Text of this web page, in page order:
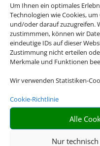
Um Ihnen ein optimales
Technologien wie Cookies,
und/oder darauf zuzugreifen.
zustimmmen, können wir
eindeutige IDs auf dieser
Zustimmung nicht erteilen
Merkmale und Funktionen
Wir verwenden Statistiken-
Cookie-Richtlinie
Alle
Nur
zu entdecken
unseren
Sie Ihre